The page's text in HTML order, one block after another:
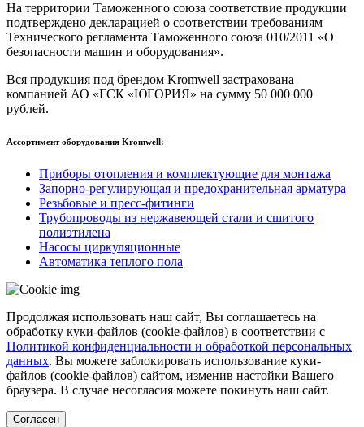
На территории Таможенного союза соответствие продукции
подтверждено декларацией о соответствии требованиям
Технического регламента Таможенного союза 010/2011 «О
безопасности машин и оборудования».
Вся продукция под брендом Kromwell застрахована
компанией АО «ГСК «ЮГОРИЯ» на сумму 50 000 000
рублей.
Ассортимент оборудования Kromwell:
Приборы отопления и комплектующие для монтажа
Запорно-регулирующая и предохранительная арматура
Резьбовые и пресс-фитинги
Трубопроводы из нержавеющей стали и сшитого
полиэтилена
Насосы циркуляционные
Автоматика теплого пола
Продолжая использовать наш сайт, Вы соглашаетесь на
обработку куки-файлов (cookie-файлов) в соответствии с
Политикой конфиденциальности и обработкой персональных
данных. Вы можете заблокировать использование куки-
файлов (cookie-файлов) сайтом, изменив настойки Вашего
браузера. В случае несогласия можете покинуть наш сайт.
Согласен